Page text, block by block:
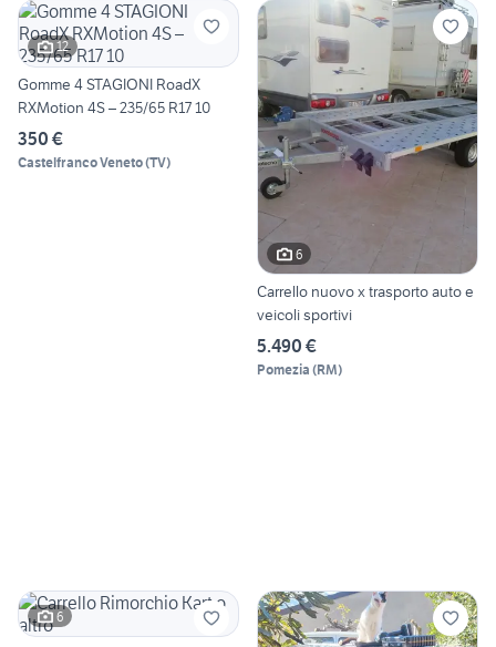
12
Gomme 4 STAGIONI RoadX
RXMotion 4S – 235/65 R17 10
350 €
Castelfranco Veneto(TV)
6
Carrello nuovo x trasporto auto e
veicoli sportivi
5.490 €
Pomezia (RM)
6